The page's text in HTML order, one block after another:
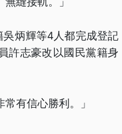
炳輝等4人都完成登記
許志豪改以國民黨籍身
有信心勝利。」